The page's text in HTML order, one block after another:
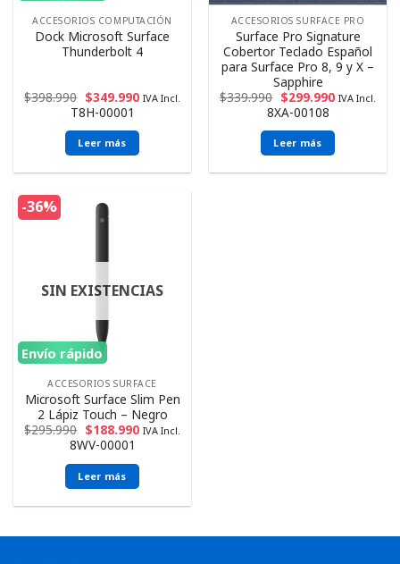
ACCESORIOS COMPUTACIÓN
Dock Microsoft Surface
Thunderbolt 4
$398.990 $349.990 IVA Incl.
T8H-00001
Leer más
ACCESORIOS SURFACE PRO
Surface Pro Signature
Cobertor Teclado Español
para Surface Pro 8, 9 y X –
Sapphire
$339.990 $299.990 IVA Incl.
8XA-00108
Leer más
-36%
Envío rápido
SIN EXISTENCIAS
ACCESORIOS SURFACE
Microsoft Surface Slim Pen
2 Lápiz Touch – Negro
$295.990 $188.990 IVA Incl.
8WV-00001
Leer más